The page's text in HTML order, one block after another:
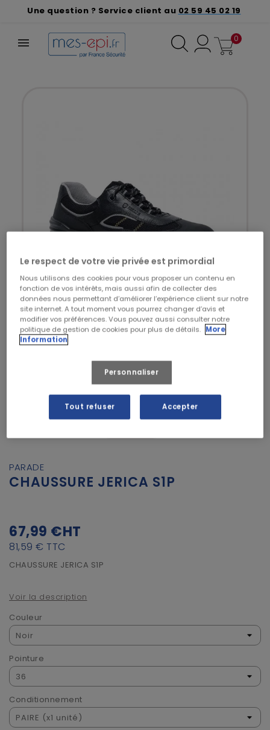
Une question ? Service client au 02 59 45 02 19
0
PARADE
CHAUSSURE JERICA S1P
67,99 €HT
81,59 € TTC
CHAUSSURE JERICA S1P
Voir la description
Couleur
Pointure
Conditionnement
Le respect de votre vie privée est primordial
Nous utilisons des cookies pour vous proposer un contenu en
fonction de vos intérêts, mais aussi afin de collecter des
données nous permettant d’améliorer l’expérience client sur notre
site internet. A tout moment vous pourrez changer d’avis et
modifier vos préférences. Vous pouvez aussi consulter notre
politique de gestion de cookies pour plus de détails. More
Information
Personnaliser
Tout refuser Accepter